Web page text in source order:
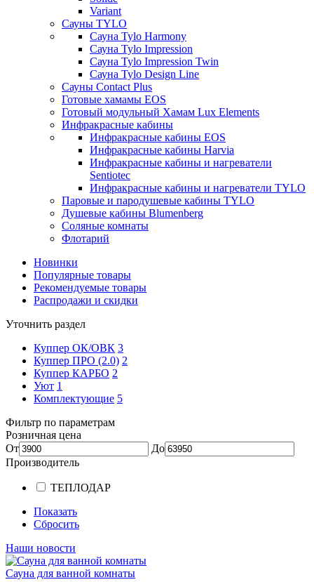
Variant
Сауны TYLO
Сауна Tylo Harmony
Сауна Tylo Impression
Сауна Tylo Impression Twin
Сауна Tylo Design Line
Сауны Contact Plus
Готовые хамамы EOS
Готовый модульный Хамам Lux Elements
Инфракрасные кабины
Инфракрасные кабины EOS
Инфракрасные кабины Harvia
Инфракрасные кабины и нагреватели
Sentiotec
Инфракрасные кабины и нагреватели TYLO
Паровые и пародушевые кабины TYLO
Душевые кабины Blumenberg
Соляные комнаты
Флотарий
Новинки
Популярные товары
Рекомендуемые товары
Распродажи и скидки
Уточнить раздел
Куппер ОК/ОВК 3
Куппер ПРО (2.0) 2
Куппер КАРБО 2
Уют 1
Комплектующие 5
Фильтр по параметрам
Розничная цена
От
До
Производитель
TЕПЛОДАР
Показать
Сбросить
Наши новости
Сауна для ванной комнаты